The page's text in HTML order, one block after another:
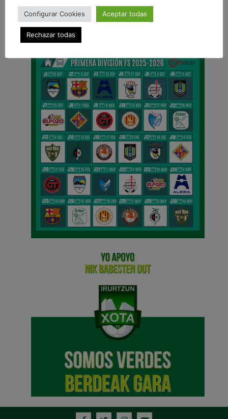
CALENDARIO DE LIGA
Configurar Cookies Aceptar todas
Rechazar todas